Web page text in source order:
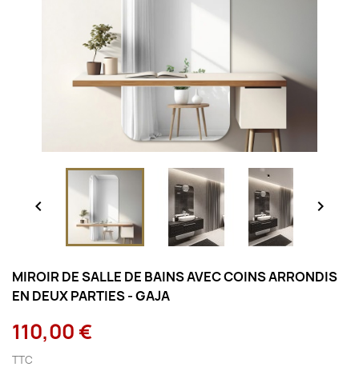
 
MIROIR DE SALLE DE BAINS AVEC COINS ARRONDIS
EN DEUX PARTIES - GAJA
110,00 €
TTC